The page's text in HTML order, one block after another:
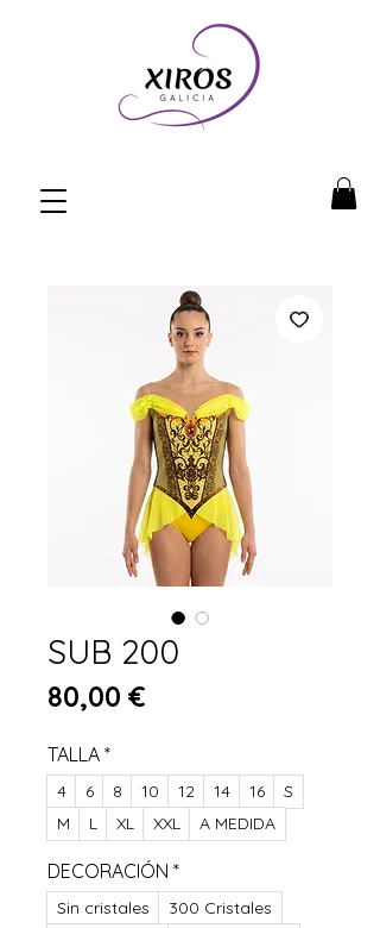
SUB 200
80,00 €
TALLA *
4 6 8 10 12 14 16
S
M
L XL XXL A MEDIDA
DECORACIÓN *
Sin cristales
300 Cristales